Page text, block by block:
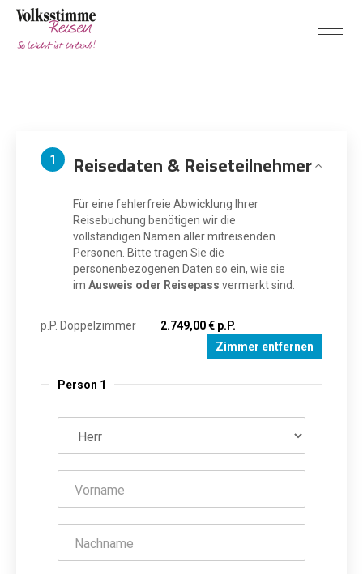
1 Reisedaten & Reiseteilnehmer
Für eine fehlerfreie Abwicklung Ihrer
Reisebuchung benötigen wir die
vollständigen Namen aller mitreisenden
Personen. Bitte tragen Sie die
personenbezogenen Daten so ein, wie sie
im Ausweis oder Reisepass vermerkt sind.
p.P. Doppelzimmer
2.749,00 € p.P.
Zimmer entfernen
Person 1